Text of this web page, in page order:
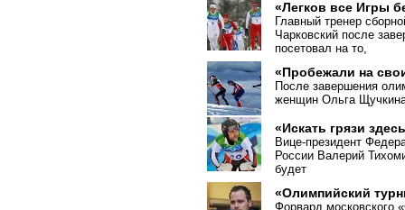
«Легков все Игры
Главный тренер
Чарковский после
посетовал на то,
«Пробежали на
После завершения
женщин Ольга
«Искать грязи
Вице-президент
России Валерий
будет
«Олимпийский
Форвард московского «